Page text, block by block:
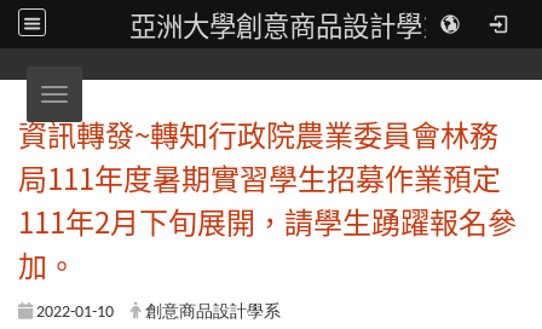
亞洲大學創意商品設計學系
Toggle navigation
資訊轉發~轉知行政院農業委員會林務
局111年度暑期實習學生招募作業預定
111年2月下旬展開，請學生踴躍報名參
加。
2022-01-10 創意商品設計學系